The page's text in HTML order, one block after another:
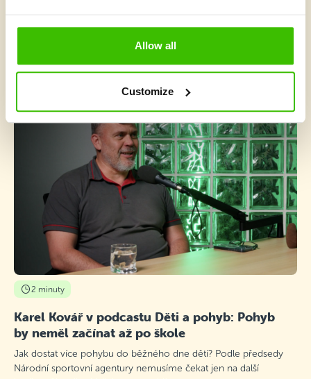
Allow all
Customize
2 minuty
Karel Kovář v podcastu Děti a pohyb: Pohyb
by neměl začínat až po škole
Jak dostat více pohybu do běžného dne dětí? Podle předsedy
Národní sportovní agentury nemusíme čekat jen na další